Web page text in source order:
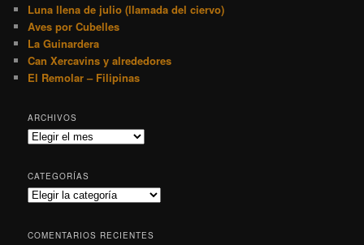
Luna llena de julio (llamada del ciervo)
Aves por Cubelles
La Guinardera
Can Xercavins y alrededores
El Remolar – Filipinas
ARCHIVOS
Archivos
CATEGORÍAS
Categorías
COMENTARIOS RECIENTES